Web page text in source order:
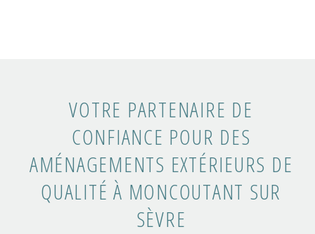
VOTRE PARTENAIRE DE
CONFIANCE POUR DES
AMÉNAGEMENTS EXTÉRIEURS DE
QUALITÉ À MONCOUTANT SUR
SÈVRE​